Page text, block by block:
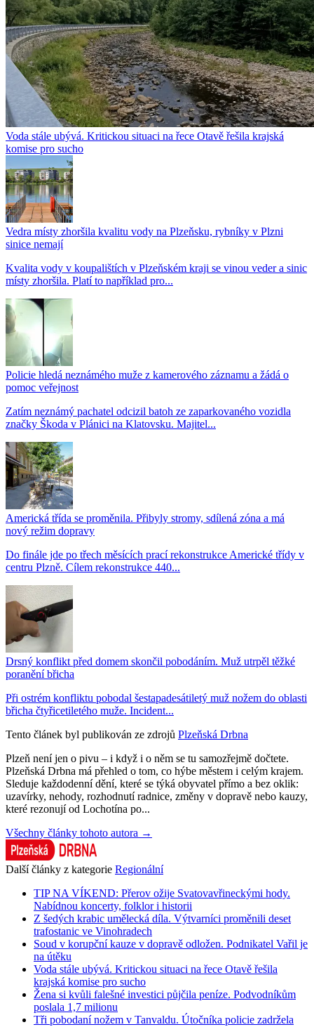
Voda stále ubývá. Kritickou situaci na řece Otavě řešila krajská
komise pro sucho
Vedra místy zhoršila kvalitu vody na Plzeňsku, rybníky v Plzni
sinice nemají
Kvalita vody v koupalištích v Plzeňském kraji se vinou veder a sinic
místy zhoršila. Platí to například pro...
Policie hledá neznámého muže z kamerového záznamu a žádá o
pomoc veřejnost
Zatím neznámý pachatel odcizil batoh ze zaparkovaného vozidla
značky Škoda v Plánici na Klatovsku. Majitel...
Americká třída se proměnila. Přibyly stromy, sdílená zóna a má
nový režim dopravy
Do finále jde po třech měsících prací rekonstrukce Americké třídy v
centru Plzně. Cílem rekonstrukce 440...
Drsný konflikt před domem skončil pobodáním. Muž utrpěl těžké
poranění břicha
Při ostrém konfliktu pobodal šestapadesátiletý muž nožem do oblasti
břicha čtyřicetiletého muže. Incident...
Tento článek byl publikován ze zdrojů Plzeňská Drbna
Plzeň není jen o pivu – i když i o něm se tu samozřejmě dočtete.
Plzeňská Drbna má přehled o tom, co hýbe městem i celým krajem.
Sleduje každodenní dění, které se týká obyvatel přímo a bez oklik:
uzavírky, nehody, rozhodnutí radnice, změny v dopravě nebo kauzy,
které rezonují od Lochotína po...
Všechny články tohoto autora →
Další články z kategorie Regionální
TIP NA VÍKEND: Přerov ožije Svatovavřineckými hody.
Nabídnou koncerty, folklor i historii
Z šedých krabic umělecká díla. Výtvarníci proměnili deset
trafostanic ve Vinohradech
Soud v korupční kauze v dopravě odložen. Podnikatel Vařil je
na útěku
Voda stále ubývá. Kritickou situaci na řece Otavě řešila
krajská komise pro sucho
Žena si kvůli falešné investici půjčila peníze. Podvodníkům
poslala 1,7 milionu
Tři pobodaní nožem v Tanvaldu. Útočníka policie zadržela